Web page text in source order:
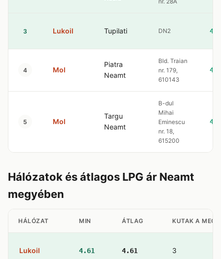
3 Lukoil Tupilati DN2
4 Mol
Piatra
Neamt
Bld. Traian
nr. 179,
610143
5 Mol
Targu
Neamt
B-dul
Mihai
Eminescu
nr. 18,
615200
Hálózatok és átlagos LPG ár Neamt
megyében
HÁLÓZAT MIN ÁTLAG KUTAK A
Lukoil 4.61 4.61 3